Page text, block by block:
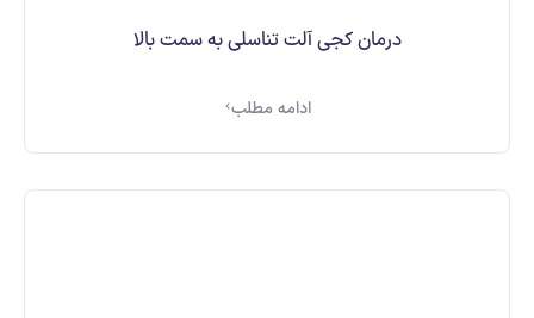
درمان کجی آلت تناسلی به سمت بالا
ادامه مطلب